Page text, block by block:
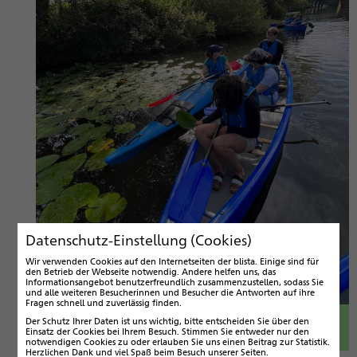
Lisa Magel bringt einer Bootsbesatzung die
besonderen Aspekte von Teichrosen näher
Datenschutz-Einstellung (Cookies)
Wir verwenden Cookies auf den Internetseiten der blista. Einige sind für
den Betrieb der Webseite notwendig. Andere helfen uns, das
Informationsangebot benutzerfreundlich zusammenzustellen, sodass Sie
und alle weiteren Besucherinnen und Besucher die Antworten auf ihre
Fragen schnell und zuverlässig finden.
Der Schutz Ihrer Daten ist uns wichtig, bitte entscheiden Sie über den
Einsatz der Cookies bei Ihrem Besuch. Stimmen Sie entweder nur den
notwendigen Cookies zu oder erlauben Sie uns einen Beitrag zur Statistik.
Herzlichen Dank und viel Spaß beim Besuch unserer Seiten.